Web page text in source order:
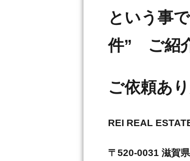
という事
件” ご紹
ご依頼あ
REI REAL
〒520-0031 滋賀